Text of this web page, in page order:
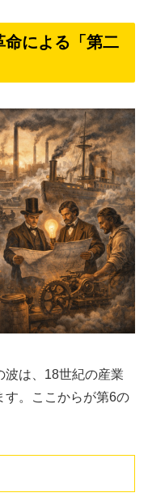
命による「第二
波は、18世紀の産業
す。ここからが第6の